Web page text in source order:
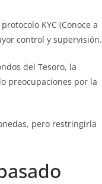
KYC (Conoce a
control y supervisión.
del Tesoro, la
preocupaciones por la
pero restringirla